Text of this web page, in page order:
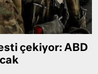
çekiyor: ABD